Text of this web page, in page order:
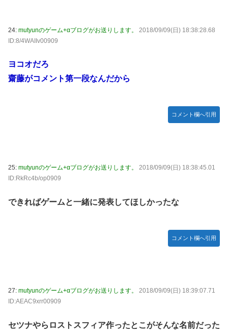
24: mutyunのゲーム+αブログがお送りします。
2018/09/09(日) 18:38:28.68
ID:8/4WAIIv00909
ヨコオだろ
齋藤がコメント第一段なんだから
コメント欄へ引用
25: mutyunのゲーム+αブログがお送りします。
2018/09/09(日) 18:38:45.01
ID:RkRc4b/op0909
できればゲームと一緒に発表してほしかったな
コメント欄へ引用
27: mutyunのゲーム+αブログがお送りします。
2018/09/09(日) 18:39:07.71
ID:AEAC9xrr00909
セツナやらロストスフィア作ったとこがそんな名前だった